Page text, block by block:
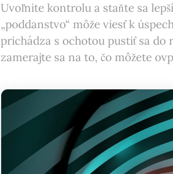
Uvoľnite kontrolu a staňte sa
„poddanstvo“ môže viesť k
prichádza s ochotou pustiť sa do
zamerajte sa na to, čo môžete